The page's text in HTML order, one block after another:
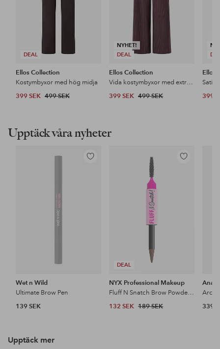
DEAL
Ellos Collection
Kostymbyxor med hög midja
399 SEK 499 SEK
NYHET!
DEAL
Ellos Collection
Vida kostymbyxor med extra hög midja
399 SEK 499 SEK
Ellos
399
Upptäck våra nyheter
Lägg
Wet n Wild
Ultimate Brow Pen
139 SEK
DEAL
Lägg
NYX Professional Makeup
Fluff N Snatch Brow Powder Pen
132 SEK 189 SEK
339
Upptäck mer